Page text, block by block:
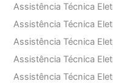
Assistência Técnica
Assistência Técnica
Assistência Técnica
Assistência Técnica
Assistência Técnica